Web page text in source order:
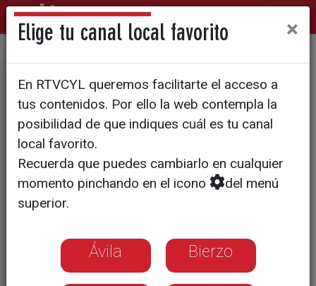
Rincón de Castilla y Blusas
de San Esteban, ganadores
del Buen Yantar
Elige tu canal local favorito ×
En RTVCYL queremos facilitarte el acceso a
tus contenidos. Por ello la web contempla la
posibilidad de que indiques cuál es tu canal
local favorito.
Recuerda que puedes cambiarlo en cualquier
momento pinchando en el icono
del menú
superior.
Ávila Bierzo